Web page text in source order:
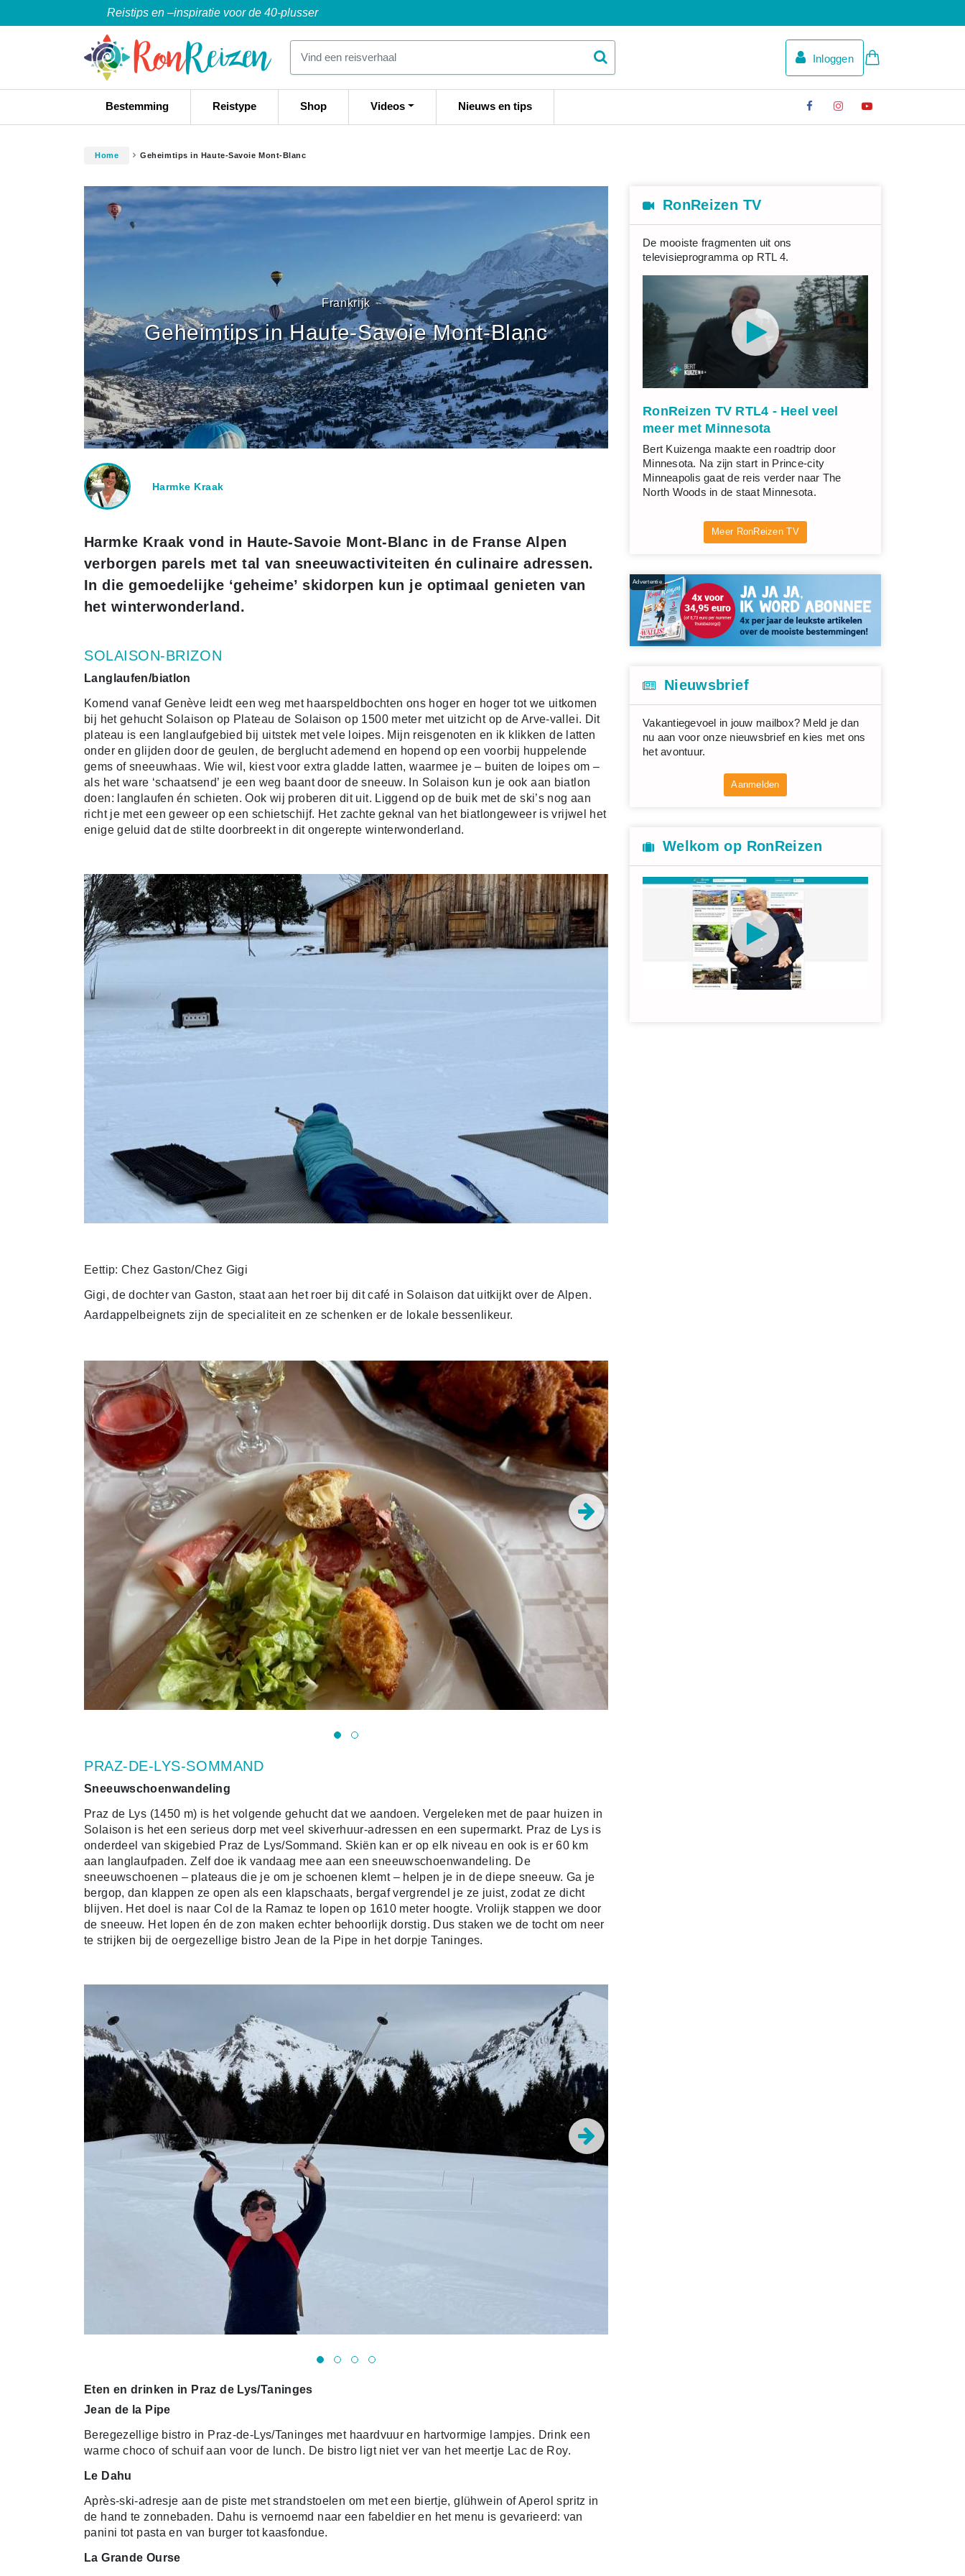
Reistips en –inspiratie voor de 40-plusser
Inloggen
Bestemming Reistype Shop Videos Nieuws en tips
Home Geheimtips in Haute-Savoie Mont-Blanc
Frankrijk
Geheimtips in Haute-Savoie Mont-Blanc
Harmke Kraak
Harmke Kraak vond in Haute-Savoie Mont-Blanc in de Franse Alpen
verborgen parels met tal van sneeuwactiviteiten én culinaire adressen.
In die gemoedelijke ‘geheime’ skidorpen kun je optimaal genieten van
het winterwonderland.
SOLAISON-BRIZON
Langlaufen/biatlon
Komend vanaf Genève leidt een weg met haarspeldbochten ons hoger en hoger tot we uitkomen
bij het gehucht Solaison op Plateau de Solaison op 1500 meter met uitzicht op de Arve-vallei. Dit
plateau is een langlaufgebied bij uitstek met vele loipes. Mijn reisgenoten en ik klikken de latten
onder en glijden door de geulen, de berglucht ademend en hopend op een voorbij huppelende
gems of sneeuwhaas. Wie wil, kiest voor extra gladde latten, waarmee je – buiten de loipes om –
als het ware ‘schaatsend’ je een weg baant door de sneeuw. In Solaison kun je ook aan biatlon
doen: langlaufen én schieten. Ook wij proberen dit uit. Liggend op de buik met de ski’s nog aan
richt je met een geweer op een schietschijf. Het zachte geknal van het biatlongeweer is vrijwel het
enige geluid dat de stilte doorbreekt in dit ongerepte winterwonderland.
Eettip: Chez Gaston/Chez Gigi
Gigi, de dochter van Gaston, staat aan het roer bij dit café in Solaison dat uitkijkt over de Alpen.
Aardappelbeignets zijn de specialiteit en ze schenken er de lokale bessenlikeur.
PRAZ-DE-LYS-SOMMAND
Sneeuwschoenwandeling
Praz de Lys (1450 m) is het volgende gehucht dat we aandoen. Vergeleken met de paar huizen in
Solaison is het een serieus dorp met veel skiverhuur-adressen en een supermarkt. Praz de Lys is
onderdeel van skigebied Praz de Lys/Sommand. Skiën kan er op elk niveau en ook is er 60 km
aan langlaufpaden. Zelf doe ik vandaag mee aan een sneeuwschoenwandeling. De
sneeuwschoenen – plateaus die je om je schoenen klemt – helpen je in de diepe sneeuw. Ga je
bergop, dan klappen ze open als een klapschaats, bergaf vergrendel je ze juist, zodat ze dicht
blijven. Het doel is naar Col de la Ramaz te lopen op 1610 meter hoogte. Vrolijk stappen we door
de sneeuw. Het lopen én de zon maken echter behoorlijk dorstig. Dus staken we de tocht om neer
te strijken bij de oergezellige bistro Jean de la Pipe in het dorpje Taninges.
Eten en drinken in Praz de Lys/Taninges
Jean de la Pipe
Beregezellige bistro in Praz-de-Lys/Taninges met haardvuur en hartvormige lampjes. Drink een
warme choco of schuif aan voor de lunch. De bistro ligt niet ver van het meertje Lac de Roy.
Le Dahu
Après-ski-adresje aan de piste met strandstoelen om met een biertje, glühwein of Aperol spritz in
de hand te zonnebaden. Dahu is vernoemd naar een fabeldier en het menu is gevarieerd: van
panini tot pasta en van burger tot kaasfondue.
La Grande Ourse
RonReizen TV
De mooiste fragmenten uit ons
televisieprogramma op RTL 4.
RonReizen TV RTL4 - Heel veel
meer met Minnesota
Bert Kuizenga maakte een roadtrip door
Minnesota. Na zijn start in Prince-city
Minneapolis gaat de reis verder naar The
North Woods in de staat Minnesota.
Meer RonReizen TV
Advertentie
Nieuwsbrief
Vakantiegevoel in jouw mailbox? Meld je dan
nu aan voor onze nieuwsbrief en kies met ons
het avontuur.
Aanmelden
Welkom op RonReizen